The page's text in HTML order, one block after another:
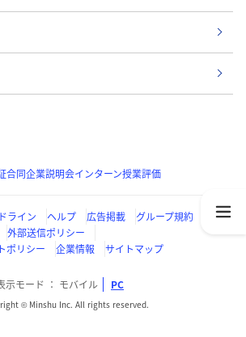
合同企業説明会インターン授業評価
ライン ヘルプ 広告掲載
グループ規約
外部送信ポリシー
ポリシー
企業情報 サイトマップ
示モード モバイル PC
© Minshu Inc. All rights reserved.